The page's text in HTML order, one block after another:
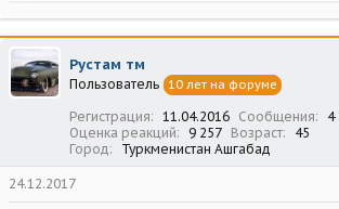
а
к
ц
и
и
Рустам тм
Пользователь 10 лет на форуме
Регистрация 11.04.2016 Сообщения
4
Оценка реакций
9 257 Возраст
45
Город
Туркменистан Ашгабад
24.12.2017